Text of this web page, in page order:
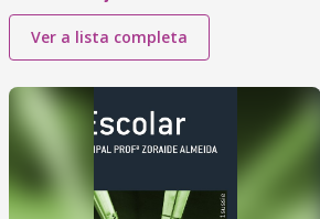
Ver a lista completa